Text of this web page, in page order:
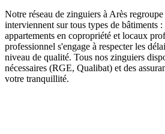
Notre réseau de zinguiers à Arès
interviennent sur tous types de bâtiments
appartements en copropriété et locaux
professionnel s'engage à respecter les
niveau de qualité. Tous nos zinguiers
nécessaires (RGE, Qualibat) et des
votre tranquillité.